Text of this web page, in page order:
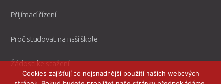
Přijímací řízení
Proč studovat na naší škole
Žádosti ke stažení
Cookies zajišťují co nejsnadnější použití našich webových